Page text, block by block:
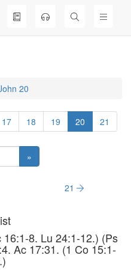
20
17 18 19 20 21
»
21
8. Lu 24:1-12.) (Ps
Ac 17:31. (1 Co 15:1-